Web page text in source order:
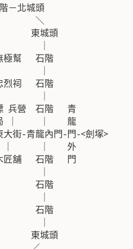
－北城頭
＼
東城頭
｜
幫   石階
｜
祠   石階
｜
兵營  石階   青
｜     ｜    龍
街-青龍內門-門-<劍塚>
｜    外
舖   石階   門
｜
石階
｜
石階
｜
東城頭